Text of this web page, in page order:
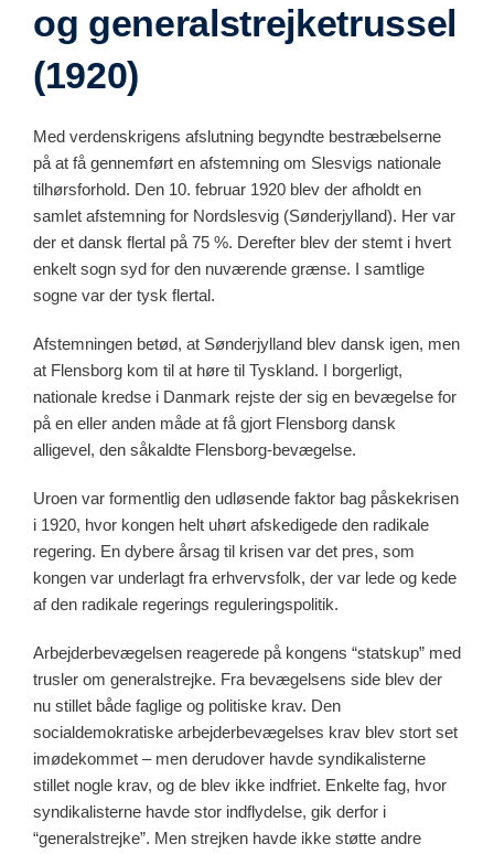
og generalstrejketrussel
(1920)
Med verdenskrigens afslutning begyndte bestræbelserne
på at få gennemført en afstemning om Slesvigs nationale
tilhørsforhold. Den 10. februar 1920 blev der afholdt en
samlet afstemning for Nordslesvig (Sønderjylland). Her var
der et dansk flertal på 75 %. Derefter blev der stemt i hvert
enkelt sogn syd for den nuværende grænse. I samtlige
sogne var der tysk flertal.
Afstemningen betød, at Sønderjylland blev dansk igen, men
at Flensborg kom til at høre til Tyskland. I borgerligt,
nationale kredse i Danmark rejste der sig en bevægelse for
på en eller anden måde at få gjort Flensborg dansk
alligevel, den såkaldte Flensborg-bevægelse.
Uroen var formentlig den udløsende faktor bag påskekrisen
i 1920, hvor kongen helt uhørt afskedigede den radikale
regering. En dybere årsag til krisen var det pres, som
kongen var underlagt fra erhvervsfolk, der var lede og kede
af den radikale regerings reguleringspolitik.
Arbejderbevægelsen reagerede på kongens “statskup” med
trusler om generalstrejke. Fra bevægelsens side blev der
nu stillet både faglige og politiske krav. Den
socialdemokratiske arbejderbevægelses krav blev stort set
imødekommet – men derudover havde syndikalisterne
stillet nogle krav, og de blev ikke indfriet. Enkelte fag, hvor
syndikalisterne havde stor indflydelse, gik derfor i
“generalstrejke”. Men strejken havde ikke støtte andre